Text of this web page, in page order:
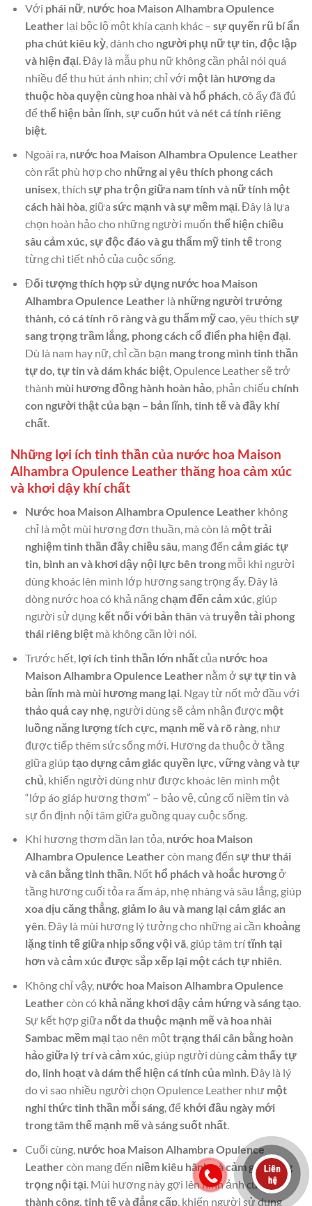
Với phái nữ, nước hoa Maison Alhambra Opulence
Leather lại bộc lộ một khía cạnh khác – sự quyến rũ bí ẩn
pha chút kiêu kỳ, dành cho người phụ nữ tự tin, độc lập
và hiện đại. Đây là mẫu phụ nữ không cần phải nói quá
nhiều để thu hút ánh nhìn; chỉ với một làn hương da
thuộc hòa quyện cùng hoa nhài và hổ phách, cô ấy đã đủ
để thể hiện bản lĩnh, sự cuốn hút và nét cá tính riêng
biệt.
Ngoài ra, nước hoa Maison Alhambra Opulence Leather
còn rất phù hợp cho những ai yêu thích phong cách
unisex, thích sự pha trộn giữa nam tính và nữ tính một
cách hài hòa, giữa sức mạnh và sự mềm mại. Đây là lựa
chọn hoàn hảo cho những người muốn thể hiện chiều
sâu cảm xúc, sự độc đáo và gu thẩm mỹ tinh tếtrong
từng chi tiết nhỏ của cuộc sống.
Đối tượng thích hợp sử dụng nước hoa Maison
Alhambra Opulence Leather là những người trưởng
thành, có cá tính rõ ràng và gu thẩm mỹ cao, yêu thích sự
sang trọng trầm lắng, phong cách cổ điển pha hiện đại.
Dù là nam hay nữ, chỉ cần bạn mang trong mình tinh thần
tự do, tự tin và dám khác biệt, Opulence Leather sẽ trở
thành mùi hương đồng hành hoàn hảo, phản chiếu chính
con người thật của bạn – bản lĩnh, tinh tế và đầy khí
chất.
Những lợi ích tinh thần của nước hoa Maison
Alhambra Opulence Leather thăng hoa cảm xúc
và khơi dậy khí chất
Nước hoa Maison Alhambra Opulence Leather không
chỉ là một mùi hương đơn thuần, mà còn là một trải
nghiệm tinh thần đầy chiều sâu, mang đến cảm giác tự
tin, bình an và khơi dậy nội lực bên trongmỗi khi người
dùng khoác lên mình lớp hương sang trọng ấy. Đây là
dòng nước hoa có khả năngchạm đến cảm xúc, giúp
người sử dụng kết nối với bản thânvà truyền tải phong
thái riêng biệtmà không cần lời nói.
Trước hết, lợi ích tinh thần lớn nhấtcủa nước hoa
Maison Alhambra Opulence Leather nằm ở sự tự tin và
bản lĩnh mà mùi hương mang lại. Ngay từ nốt mở đầu với
thảo quả cay nhẹ, người dùng sẽ cảm nhận được một
luồng năng lượng tích cực, mạnh mẽ và rõ ràng, như
được tiếp thêm sức sống mới. Hương da thuộc ở tầng
giữa giúptạo dựng cảm giác quyền lực, vững vàng và tự
chủ , khiến người dùng như được khoác lên mình một
“lớp áo giáp hương thơm” – bảo vệ, củng cố niềm tin và
sự ổn định nội tâm giữa guồng quay cuộc sống.
Khi hương thơm dần lan tỏa, nước hoa Maison
Alhambra Opulence Leather còn mang đến sự thư thái
và cân bằng tinh thần. Nốt hổ phách và hoắc hươngở
tầng hương cuối tỏa ra ấm áp, nhẹ nhàng và sâu lắng, giúp
xoa dịu căng thẳng, giảm lo âu và mang lại cảm giác an
yên. Đây là mùi hương lý tưởng cho những ai cần khoảng
lặng tinh tế giữa nhịp sống vội vã, giúp tâm trítĩnh tại
hơn và cảm xúc được sắp xếp lại một cách tự nhiên.
Không chỉ vậy, nước hoa Maison Alhambra Opulence
Leather còn có khả năng khơi dậy cảm hứng và sáng tạo.
Sự kết hợp giữa nốt da thuộc mạnh mẽ và hoa nhài
Sambac mềm mạitạo nên mộttrạng thái cân bằng hoàn
hảo giữa lý trí và cảm xúc, giúp người dùngcảm thấy tự
do, linh hoạt và dám thể hiện cá tính của mình. Đây là lý
do vì sao nhiều người chọn Opulence Leather như một
nghi thức tinh thần mỗi sáng, để khởi đầu ngày mới
trong tâm thế mạnh mẽ và sáng suốt nhất.
Cuối cùng, nước hoa Maison Alhambra Opulence
Leather còn mang đến niềm kiêu hãnh và cảm giác sang
trọng nội tại. Mùi hương này gợi lên hình ảnh của sự
thành công, tinh tế và đẳng cấp, khiến người sử dụng